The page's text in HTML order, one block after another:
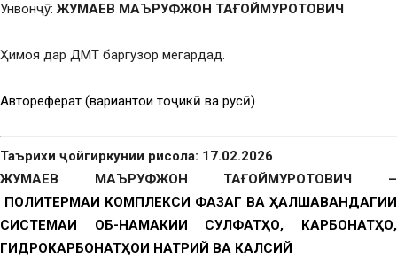
Унвонҷӯ:ЖУМАЕВ МАЪРУФЖОН ТАҒОЙМУРОТОВИЧ
Ҳимоя дар ДМТ баргузор мегардад.
Автореферат (вариантҳои тоҷикӣ ва русӣ)
Таърихи ҷойгиркунии рисола: 17.02.2026
ЖУМАЕВ МАЪРУФЖОН ТАҒОЙМУРОТОВИЧ –
ПОЛИТЕРМАИ КОМПЛЕКСИ ФАЗАГӢ ВА ҲАЛШАВАНДАГИИ
СИСТЕМАИ ОБӢ-НАМАКИИ СУЛФАТҲО, КАРБОНАТҲО,
ГИДРОКАРБОНАТҲОИ НАТРИЙ ВА КАЛСИЙ